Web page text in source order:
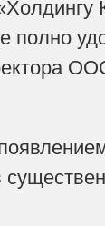
полно